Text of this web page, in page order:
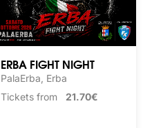
ERBA FIGHT NIGHT
PalaErba, Erba
Tickets from 21.70€